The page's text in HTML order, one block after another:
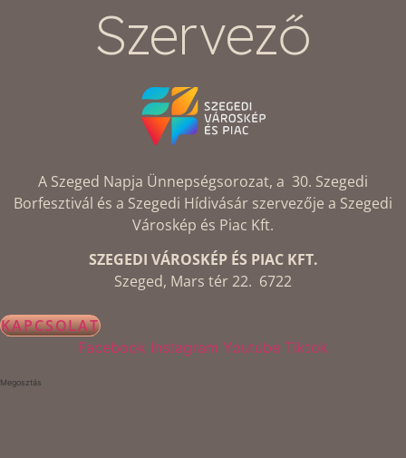
Szervező
A Szeged Napja Ünnepségsorozat, a 30. Szegedi
Borfesztivál és a Szegedi Hídivásár szervezője a Szegedi
Városkép és Piac Kft.
SZEGEDI VÁROSKÉP ÉS PIAC KFT.
Szeged, Mars tér 22. 6722
KAPCSOLAT
Facebook Instagram Youtube Tiktok
Megosztás